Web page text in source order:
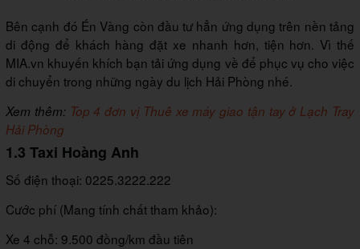
Bên cạnh đó Én Vàng còn đầu tư hẳn ứng dụng trên nền tảng
di động để khách hàng đặt xe nhanh hơn, tiện hơn. Vì thế
MIA.vn khuyến khích bạn tải ứng dụng về để phục vụ cho việc
di chuyển trong những ngày du lịch Hải Phòng nhé.
Xem thêm: Top 4 đơn vị Thuê xe máy giao tận tay ở Lạch Tray
Hải Phòng
1.3 Taxi Hoàng Anh
Số điện thoại: 0225.3222.222
Cước phí (Mang tính chất tham khảo):
Xe 4 chỗ: 9.500 đồng/km đầu tiên